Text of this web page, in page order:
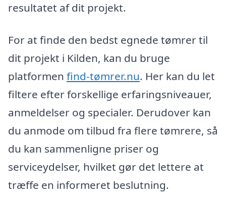
resultatet af dit projekt.
For at finde den bedst egnede tømrer til
dit projekt i Kilden, kan du bruge
platformen find-tømrer.nu. Her kan du let
filtere efter forskellige erfaringsniveauer,
anmeldelser og specialer. Derudover kan
du anmode om tilbud fra flere tømrere, så
du kan sammenligne priser og
serviceydelser, hvilket gør det lettere at
træffe en informeret beslutning.